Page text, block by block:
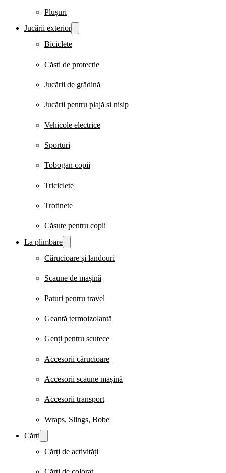
Plușuri
Jucării exterior
Biciclete
Căști de protecție
Jucării de grădină
Jucării pentru plajă și nisip
Vehicole electrice
Sporturi
Tobogan copii
Triciclete
Trotinete
Căsuțe pentru copii
La plimbare
Cărucioare și landouri
Scaune de mașină
Paturi pentru travel
Geantă termoizolantă
Genți pentru scutece
Accesorii cărucioare
Accesorii scaune mașină
Accesorii transport
Wraps, Slings, Bobe
Cărți
Cărți de activități